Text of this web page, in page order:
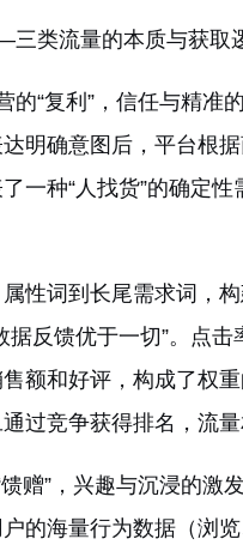
类流量的本质与获取
的“复利”，信任与精准
明确意图后，平台根
一种“人找货”的确定
性词到长尾需求词，
据反馈优于一切”。点
额和好评，构成了权
过竞争获得排名，流
赠”，兴趣与沉浸的激
的海量行为数据（浏